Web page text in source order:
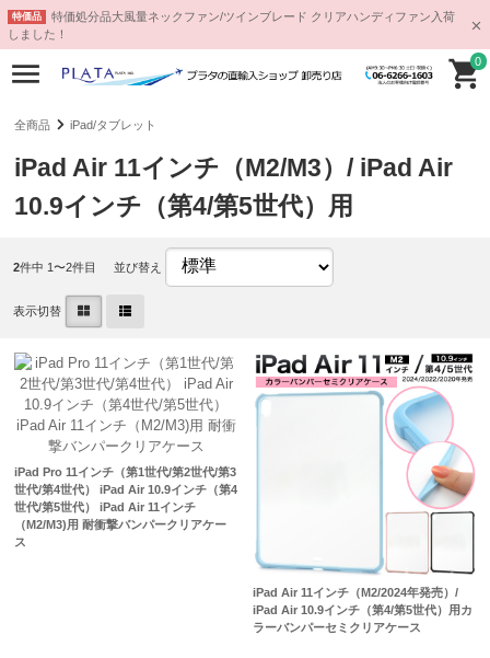
特価品
特価処分品大風量ネックファン/ツインブレード クリアハンディファン入荷
しました！
0
全商品 iPad/タブレット
iPad Air 11インチ（M2/M3）/ iPad Air
10.9インチ（第4/第5世代）用
2件中 1〜2件目 並び替え
表示切替
iPad Pro 11インチ（第1世代/第2世代/第3
世代/第4世代） iPad Air 10.9インチ（第4
世代/第5世代） iPad Air 11インチ
（M2/M3)用 耐衝撃バンパークリアケー
ス
iPad Air 11インチ（M2/2024年発売）/
iPad Air 10.9インチ（第4/第5世代）用カ
ラーバンパーセミクリアケース